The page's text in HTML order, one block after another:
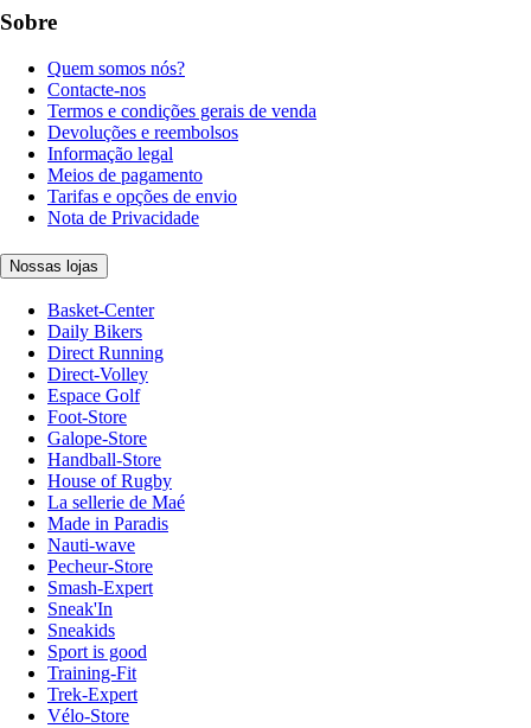
Sobre
Quem somos nós?
Contacte-nos
Termos e condições gerais de venda
Devoluções e reembolsos
Informação legal
Meios de pagamento
Tarifas e opções de envio
Nota de Privacidade
Nossas lojas
Basket-Center
Daily Bikers
Direct Running
Direct-Volley
Espace Golf
Foot-Store
Galope-Store
Handball-Store
House of Rugby
La sellerie de Maé
Made in Paradis
Nauti-wave
Pecheur-Store
Smash-Expert
Sneak'In
Sneakids
Sport is good
Training-Fit
Trek-Expert
Vélo-Store